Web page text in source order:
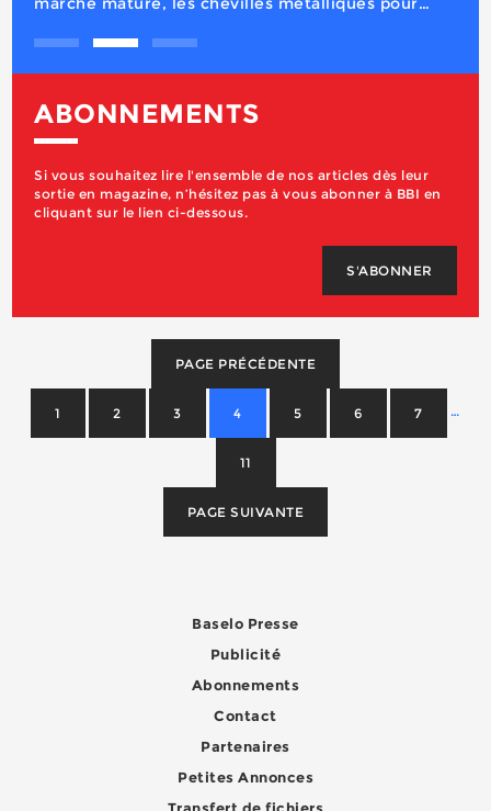
ABONNEMENTS
Si vous souhaitez lire l'ensemble de nos articles dès leur
sortie en magazine, n’hésitez pas à vous abonner à BBI en
cliquant sur le lien ci-dessous.
S'ABONNER
PAGE PRÉCÉDENTE
1 2 3 4 5 6 7 …
11
PAGE SUIVANTE
Baselo Presse
Publicité
Abonnements
Contact
Partenaires
Petites Annonces